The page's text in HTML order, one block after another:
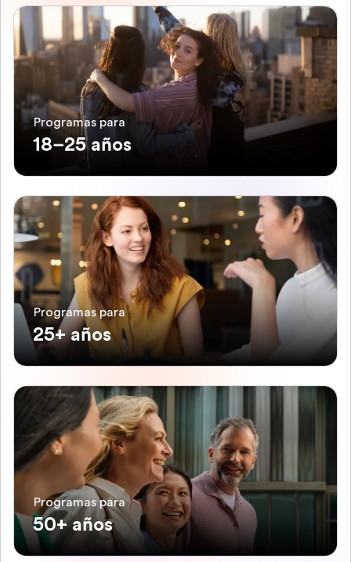
Programas para
18–25 años
Programas para
25+ años
Programas para
50+ años